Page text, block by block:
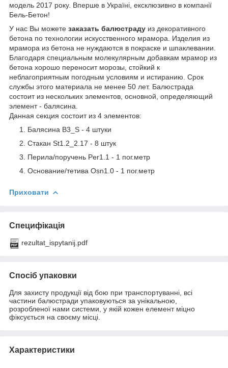
модель 2017 року. Вперше в Україні, ексклюзивно в компанії
Бель-Бетон!
У нас Вы можете заказать балюстраду из декоративного
бетона по технологии искусственного мрамора. Изделия из
мрамора из бетона не нуждаются в покраске и шпаклевании.
Благодаря специальным молекулярным добавкам мрамор из
бетона хорошо переносит морозы, стойкий к
неблагоприятным погодным условиям и истиранию. Срок
службы этого материала не менее 50 лет. Балюстрада
состоит из нескольких элементов, основной, определяющий
элемент - балясина.
Данная секция состоит из 4 элементов:
Балясина B3_S - 4 штуки
Стакан St1.2_2.17 - 8 штук
Перила/поручень Per1.1 - 1 пог.метр
Основание/тетива Osn1.0 - 1 пог.метр
Приховати
Специфікація
rezultat_ispytanij.pdf
Спосіб упаковки
Для захисту продукції від бою при транспортуванні, всі
частини балюстради упаковуються за унікальною,
розробленої нами системи, у якій кожен елемент міцно
фіксується на своєму місці.
Характеристики